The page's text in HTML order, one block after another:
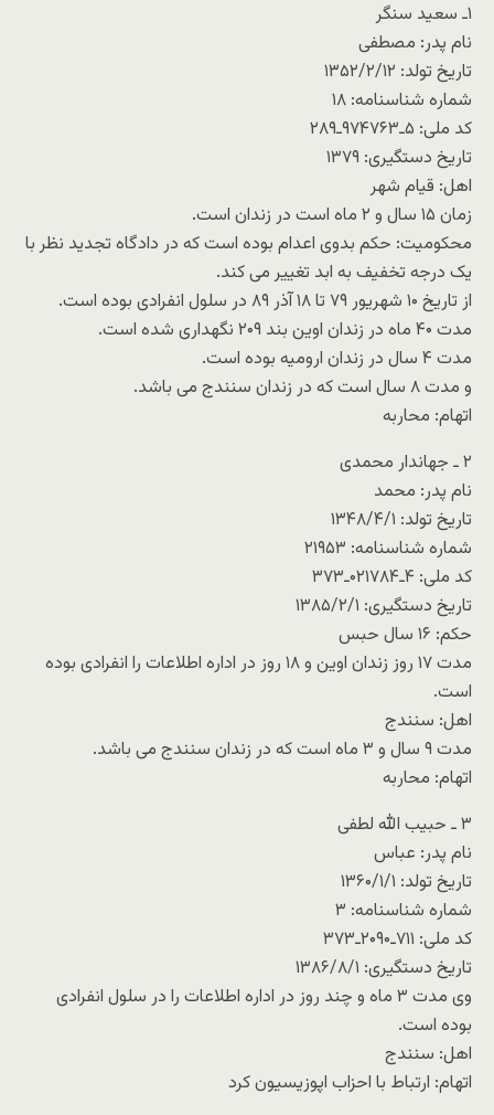
۱ـ سعید سنگر
نام پدر: مصطفی
تاریخ تولد: ۱۳۵۲/۲/۱۲
شماره شناسنامه: ۱۸
کد ملی: ۵ـ۹۷۴۷۶۳ـ۲۸۹
تاریخ دستگیری: ۱۳۷۹
اهل: قیام شهر
زمان ۱۵ سال و ۲ ماه است در زندان است.
محکومیت: حکم بدوی اعدام بوده است که در دادگاه تجدید نظر با
یک درجه تخفیف به ابد تغییر می کند.
از تاریخ ۱۰ شهریور ۷۹ تا ۱۸ آذر ۸۹ در سلول انفرادی بوده است.
مدت ۴۰ ماه در زندان اوین بند ۲۰۹ نگهداری شده است.
مدت ۴ سال در زندان ارومیه بوده است.
و مدت ۸ سال است که در زندان سنندج می باشد.
اتهام: محاربه
۲ ـ جهاندار محمدی
نام پدر: محمد
تاریخ تولد: ۱۳۴۸/۴/۱
شماره شناسنامه: ۲۱۹۵۳
کد ملی: ۴ـ۰۲۱۷۸۴ـ۳۷۳
تاریخ دستگیری: ۱۳۸۵/۲/۱
حکم: ۱۶ سال حبس
مدت ۱۷ روز زندان اوین و ۱۸ روز در اداره اطلاعات را انفرادی بوده
است.
اهل: سنندج
مدت ۹ سال و ۳ ماه است که در زندان سنندج می باشد.
اتهام: محاربه
۳ ـ حبیب الله لطفی
نام پدر: عباس
تاریخ تولد: ۱۳۶۰/۱/۱
شماره شناسنامه: ۳
کد ملی: ۷۱۱ـ۲۰۹۰ـ۳۷۳
تاریخ دستگیری: ۱۳۸۶/۸/۱
وی مدت ۳ ماه و چند روز در اداره اطلاعات را در سلول انفرادی
بوده است.
اهل: سنندج
اتهام: ارتباط با احزاب اپوزیسیون کرد